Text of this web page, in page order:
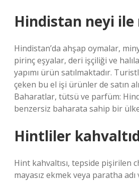
Hindistan neyi ile
Hindistan’da ahşap oymalar,
pirinç eşyalar, deri işçiliği ve
yapımı ürün satılmaktadır.
çeken bu el işi ürünler de satın
Baharatlar, tütsü ve parfüm:
benzersiz baharata sahip bir
Hintliler
Hint kahvaltısı, tepside pişirilen
mayasız ekmek veya paratha